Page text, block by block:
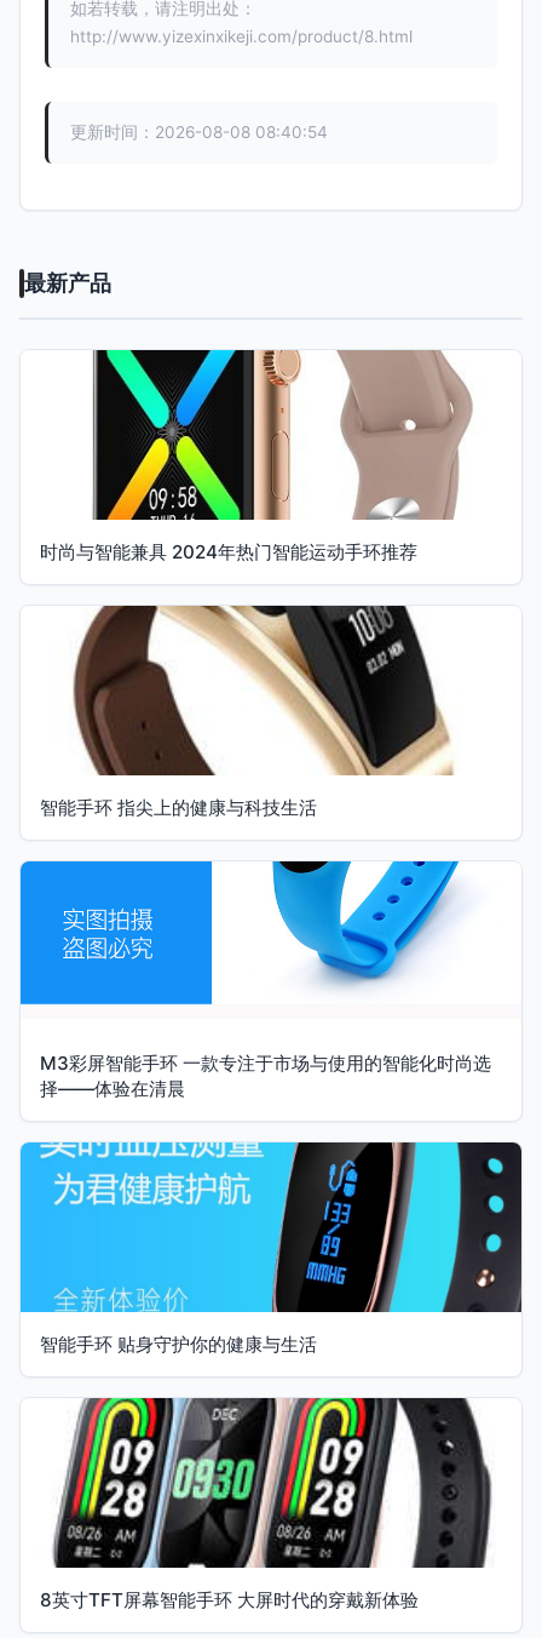
如若转载，请注明出处：
http://www.yizexinxikeji.com/product/8.html
更新时间：2026-08-08 08:40:54
最新产品
时尚与智能兼具 2024年热门智能运动手环推荐
智能手环 指尖上的健康与科技生活
M3彩屏智能手环 一款专注于市场与使用的智能化时尚选
择——体验在清晨
智能手环 贴身守护你的健康与生活
8英寸TFT屏幕智能手环 大屏时代的穿戴新体验